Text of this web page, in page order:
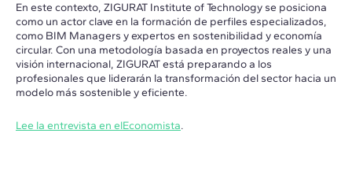
En este contexto, ZIGURAT Institute of Technology se posiciona
como un actor clave en la formación de perfiles especializados,
como BIM Managers y expertos en sostenibilidad y economía
circular. Con una metodología basada en proyectos reales y una
visión internacional, ZIGURAT está preparando a los
profesionales que liderarán la transformación del sector hacia un
modelo más sostenible y eficiente.
Lee la entrevista en elEconomista.